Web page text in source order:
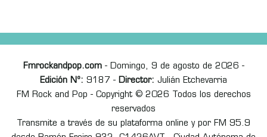
Fmrockandpop.com- Domingo, 9 de agosto de 2026 -
Edición Nº: 9187 - Director: Julián Etchevarria
FM Rock and Pop - Copyright © 2026 Todos los derechos
reservados
Transmite a través de su plataforma online y por FM 95.9